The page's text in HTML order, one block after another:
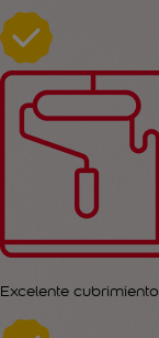
Excelente cubrimiento